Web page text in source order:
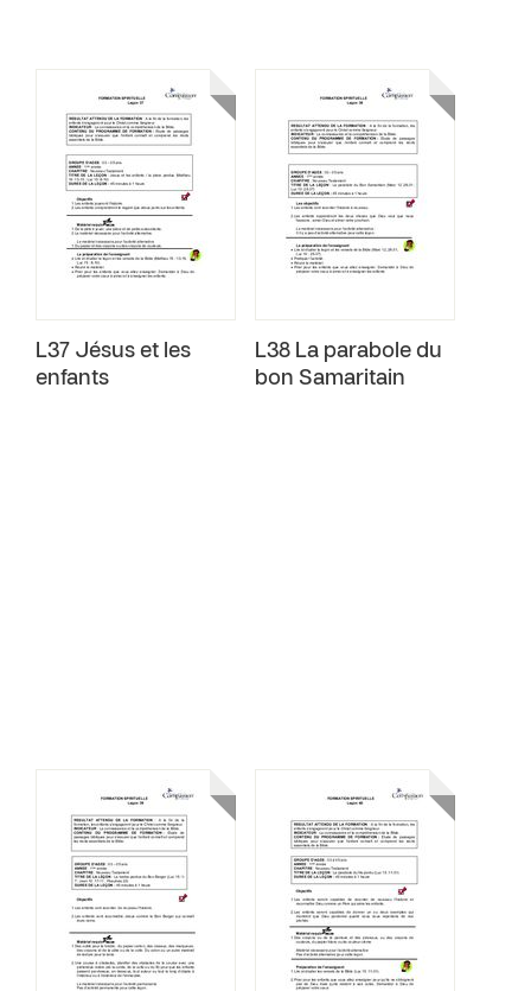
L37 Jésus et les
enfants
L38 La parabole du
bon Samaritain